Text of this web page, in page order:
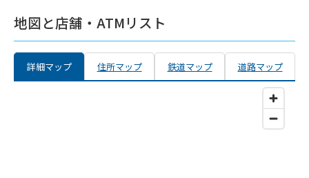
地図と店舗・ATMリスト
詳細マップ 住所マップ 鉄道マップ 道路マップ